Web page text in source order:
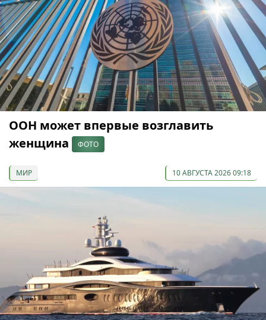
ООН может впервые возглавить
женщина
ФОТО
МИР 10 АВГУСТА 2026 09:18